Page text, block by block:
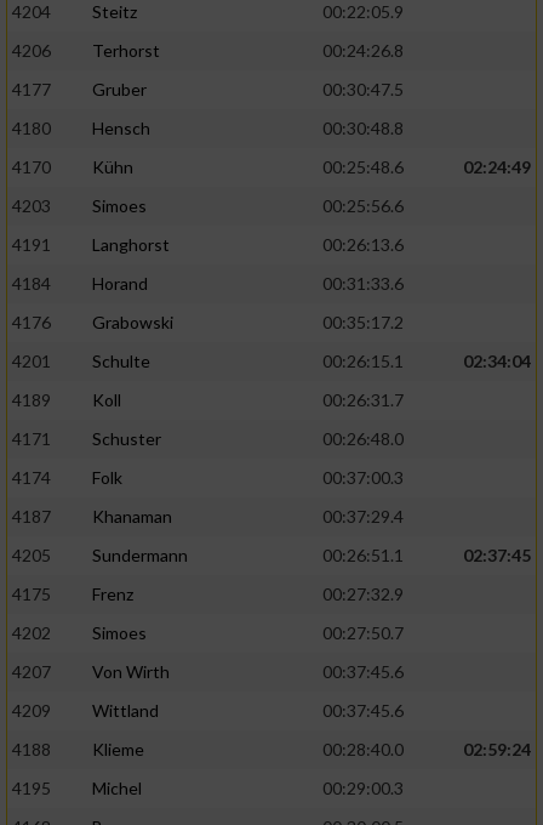
4204
Steitz
00:22:05.9
4206
Terhorst
00:24:26.8
4177
Gruber
00:30:47.5
4180
Hensch
00:30:48.8
4170
Kühn 00:25:48.6
02:24:49
4203
Simoes
00:25:56.6
4191
Langhorst
00:26:13.6
4184
Horand
00:31:33.6
4176
Grabowski
00:35:17.2
4201
Schulte 00:26:15.1
02:34:04
4189
Koll
00:26:31.7
4171
Schuster
00:26:48.0
4174
Folk
00:37:00.3
4187
Khanaman
00:37:29.4
4205
Sundermann 00:26:51.1
02:37:45
4175
Frenz
00:27:32.9
4202
Simoes
00:27:50.7
4207
Von Wirth
00:37:45.6
4209
Wittland
00:37:45.6
4188
Klieme 00:28:40.0
02:59:24
4195
Michel
00:29:00.3